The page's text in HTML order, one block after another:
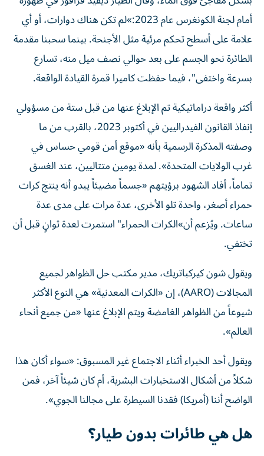
أمام لجنة الكونغرس عام 2023:»لم تكن هناك دوارات، أو أي
علامة على أسطح تحكم مرئية مثل الأجنحة. بينما سحبنا مقدمة
الطائرة نحو الجسم على بعد حوالي نصف ميل منه، تسارع
بسرعة واختفى"، فيما حفظت كاميرا قمرة القيادة الواقعة.
أكثر واقعة دراماتيكية تم الإبلاغ عنها من قبل ستة من مسؤولي
إنفاذ القانون الفيدراليين في أكتوبر 2023، بالقرب من ما
وصفته المذكرة الرسمية بأنه «موقع أمن قومي حساس في
غرب الولايات المتحدة». لمدة يومين متتاليين، عند الغسق
تماماً، أفاد الشهود برؤيتهم «جسماً مضيئاً يبدو أنه ينتج كرات
حمراء أصغر، واحدة تلو الأخرى، عدة مرات على مدى عدة
ساعات. ويُزعم أن»الكرات الحمراء" استمرت لعدة ثوانٍ قبل أن
تختفي.
ويقول شون كيركباتريك، مدير مكتب حل الظواهر لجميع
المجالات (AARO)، إن «الكرات المعدنية» هي النوع الأكثر
شيوعاً من الظواهر الغامضة ويتم الإبلاغ عنها «من جميع أنحاء
العالم».
ويقول أحد الخبراء أثناء الاجتماع غير المسبوق: «سواء أكان هذا
شكلاً من أشكال الاستخبارات البشرية، أم كان شيئاً آخر، فمن
الواضح أننا (أمريكا) فقدنا السيطرة على مجالنا الجوي».
هل هي طائرات بدون طيار؟